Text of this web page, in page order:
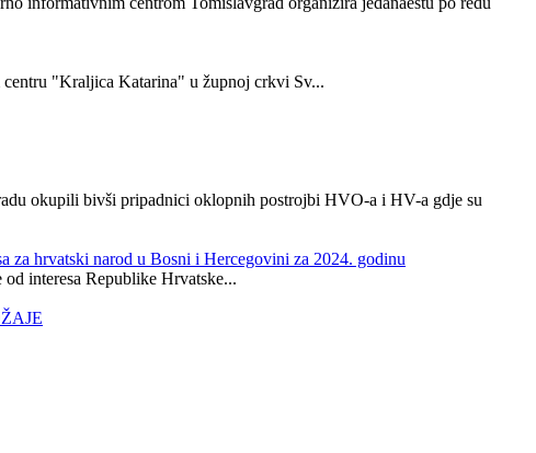
centru "Kraljica Katarina" u župnoj crkvi Sv...
okupili bivši pripadnici oklopnih postrojbi HVO-a i HV-a gdje su
za hrvatski narod u Bosni i Hercegovini za 2024. godinu
interesa Republike Hrvatske...